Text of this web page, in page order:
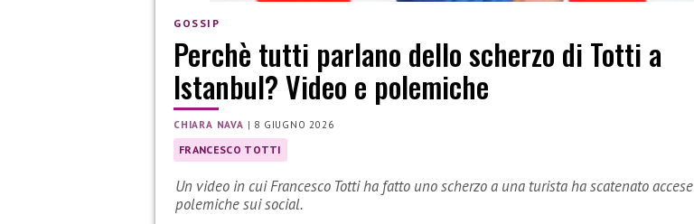
GOSSIP
Perchè tutti parlano dello scherzo di Totti a
Istanbul? Video e polemiche
CHIARA NAVA | 8 GIUGNO 2026
FRANCESCO TOTTI
Un video in cui Francesco Totti ha fatto uno scherzo a una turista ha scatenato accese
polemiche sui social.